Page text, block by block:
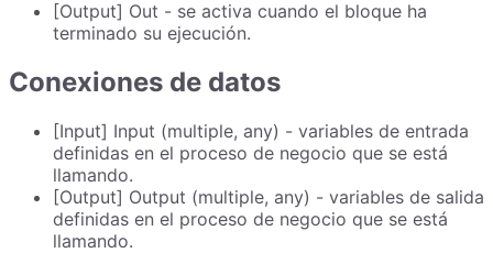
[Output] Out - se activa cuando el bloque ha
terminado su ejecución.
Conexiones de datos
[Input] Input (multiple, any) - variables de entrada
definidas en el proceso de negocio que se está
llamando.
[Output] Output (multiple, any) - variables de salida
definidas en el proceso de negocio que se está
llamando.